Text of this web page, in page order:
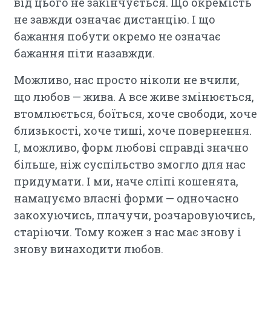
не завжди означає дистанцію. І що
бажання побути окремо не означає
бажання піти назавжди.
Можливо, нас просто ніколи не вчили,
що любов — жива. А все живе змінюється,
втомлюється, боїться, хоче свободи, хоче
близькості, хоче тиші, хоче повернення.
І, можливо, форм любові справді значно
більше, ніж суспільство змогло для нас
придумати. І ми, наче сліпі кошенята,
намацуємо власні форми — одночасно
закохуючись, плачучи, розчаровуючись,
старіючи. Тому кожен з нас має знову і
знову винаходити любов.